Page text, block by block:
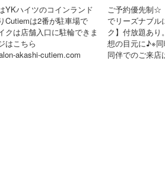
YKハイツのコインランド
Cutiemは2番が駐車場で
クは店舗入口に駐輪できま
はこちら
akashi-cutiem.com
ご予約優先制☆
でリーズナブル
ク】付放題あり
想の目元に♪※
同伴でのご来店